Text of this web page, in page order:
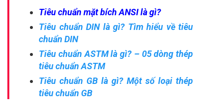
Tiêu chuẩn mặt bích ANSI là gì?
Tiêu chuẩn DIN là gì? Tìm hiểu về tiêu
chuẩn DIN
Tiêu chuẩn ASTM là gì? – 05 dòng thép
tiêu chuẩn ASTM
Tiêu chuẩn GB là gì? Một số loại thép
tiêu chuẩn GB